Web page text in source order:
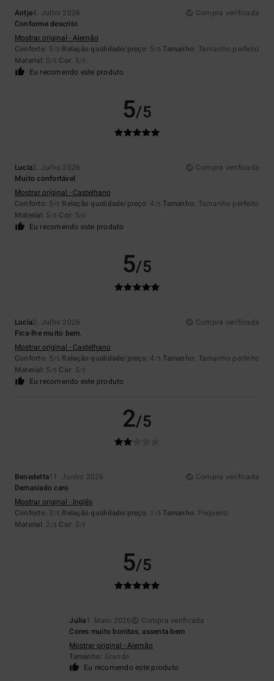
Antje4. Julho 2026
Compra verificada
Conforme descrito
Mostrar original - Alemão
Conforto: 5 /5 Relação qualidade/preço: 5 /5 Tamanho: Tamanho perfeito
Material: 5 /5 Cor: 5/5
Eu recomendo este produto
5/5
Lucía2. Julho 2026
Compra verificada
Muito confortável
Mostrar original - Castelhano
Conforto: 5 /5 Relação qualidade/preço: 4 /5 Tamanho: Tamanho perfeito
Material: 5 /5 Cor: 5/5
Eu recomendo este produto
5/5
Lucía2. Julho 2026
Compra verificada
Fica-lhe muito bem.
Mostrar original - Castelhano
Conforto: 5 /5 Relação qualidade/preço: 4 /5 Tamanho: Tamanho perfeito
Material: 5 /5 Cor: 5/5
Eu recomendo este produto
2/5
Benedetta11. Junho 2026
Compra verificada
Demasiado caro
Mostrar original - Inglês
Conforto: 3 /5 Relação qualidade/preço: 1 /5 Tamanho: Pequeno
Material: 2 /5 Cor: 3/5
5/5
Julia1. Maio 2026
Compra verificada
Cores muito bonitas, assenta bem
Mostrar original - Alemão
Tamanho: Grande
Eu recomendo este produto